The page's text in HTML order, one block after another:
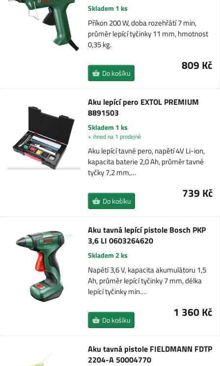
Skladem 1 ks
Příkon 200 W, doba rozehřátí 7 min,
průměr lepící tyčinky 11 mm, hmotnost
0,35 kg.
809 Kč
Do košíku
Aku lepící pero EXTOL PREMIUM
8891503
Skladem 1 ks
+ ihned na 1 prodejně
Aku lepící tavné pero, napětí 4V Li-ion,
kapacita baterie 2,0 Ah, průměr tavné
tyčky 7,2 mm,…
739 Kč
Do košíku
Aku tavná lepící pistole Bosch PKP
3,6 LI 0603264620
Skladem 2 ks
Napětí 3,6 V, kapacita akumulátoru 1,5
Ah, průměr lepící tyčinky 7 mm, délka
lepící tyčinky min.…
1 360 Kč
Do košíku
Aku tavná pistole FIELDMANN FDTP
2204-A 50004770